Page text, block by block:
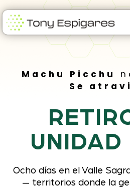
Machu Picchu
Se
UNIDAD
Ocho días en el Valle
— territorios donde la